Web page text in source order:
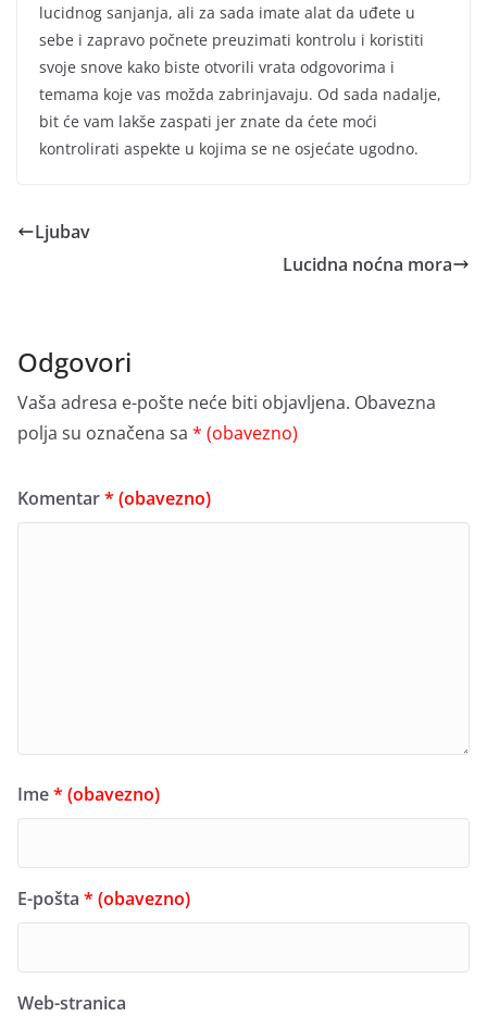
lucidnog sanjanja, ali za sada imate alat da uđete u
sebe i zapravo počnete preuzimati kontrolu i koristiti
svoje snove kako biste otvorili vrata odgovorima i
temama koje vas možda zabrinjavaju. Od sada nadalje,
bit će vam lakše zaspati jer znate da ćete moći
kontrolirati aspekte u kojima se ne osjećate ugodno.
Ljubav
Lucidna noćna mora
Odgovori
Vaša adresa e-pošte neće biti objavljena. Obavezna
polja su označena sa * (obavezno)
Komentar* (obavezno)
Ime* (obavezno)
E-pošta * (obavezno)
Web-stranica